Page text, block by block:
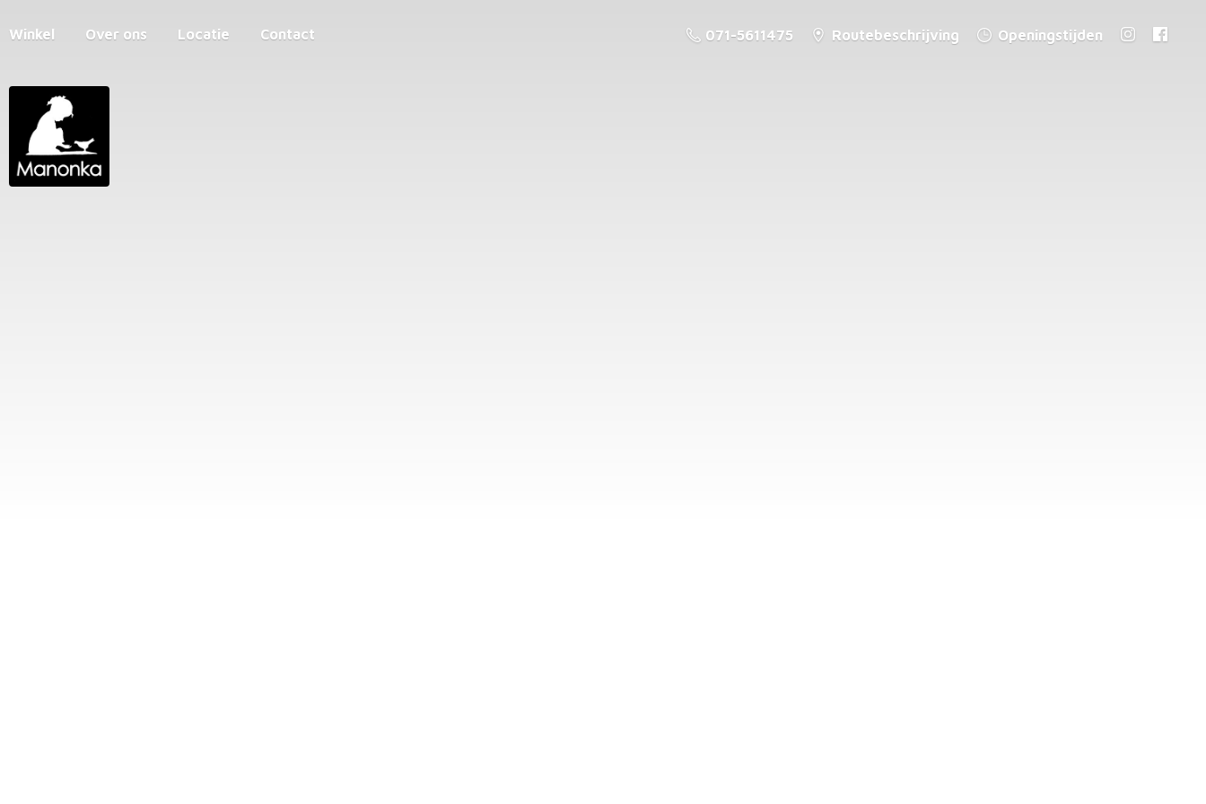
Winkel Over ons Locatie Contact 071-5611475 Routebeschrijving Openingstijden